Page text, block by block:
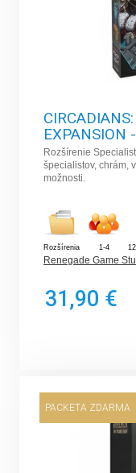
EXPANSION
Rozšírenie
špecialistov, chrám,
možnosti.
Rozšírenia 1-4
Renegade Game
31,90 €
PACKETA ZDARMA